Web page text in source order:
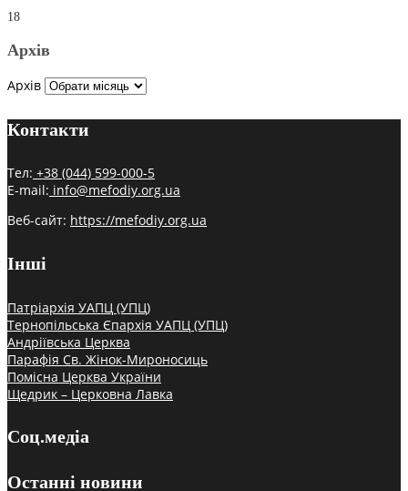
18
Архів
Архів
Контакти
Тел: +38 (044) 599-000-5
E-mail: info@mefodiy.org.ua
Веб-сайт: https://mefodiy.org.ua
Інші
Патріархія УАПЦ (УПЦ)
Тернопільська Єпархія УАПЦ (УПЦ)
Андріївська Церква
Парафія Св. Жінок-Мироносиць
Помісна Церква України
Щедрик – Церковна Лавка
Соц.медіа
Останні новини